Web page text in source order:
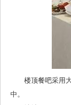
楼顶餐吧采用大
中。